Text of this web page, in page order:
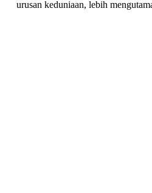
urusan keduniaan, lebih